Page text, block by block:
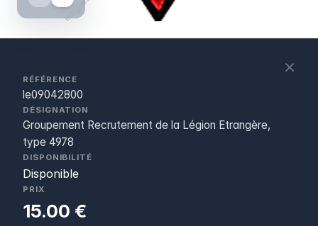
RÉFÉRENCE
le09042800
DÉSIGNATION
Groupement Recrutement de la Légion Etrangère,
type 4978
DISPONIBILITÉ
Disponible
PRIX
15.00 €